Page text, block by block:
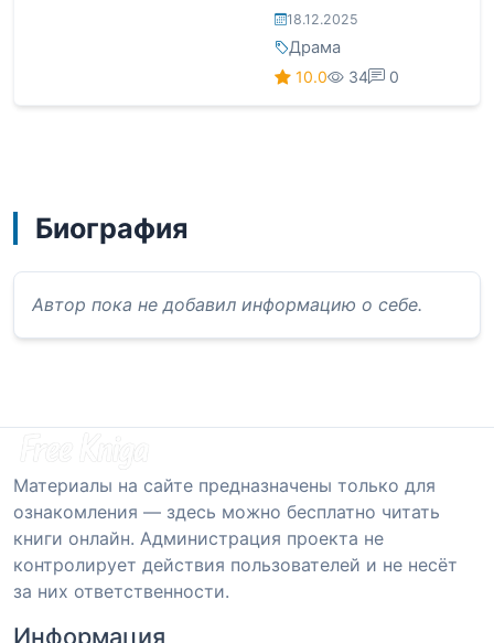
18.12.2025
Драма
10.0 34 0
Биография
Автор пока не добавил информацию о себе.
Материалы на сайте предназначены только для
ознакомления — здесь можно бесплатно читать
книги онлайн. Администрация проекта не
контролирует действия пользователей и не несёт
за них ответственности.
Информация